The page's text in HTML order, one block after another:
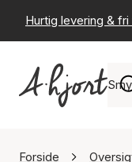
Hurtig levering &
Forside